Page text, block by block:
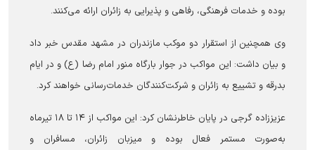
بوده و خدمات فرهنگی، رفاهی و پذیرایی به زائران ارائه می‌کنند.
وی همچنین از استقرار دو موکب مازندران در مشهد مقدس خبر داد
و بیان داشت: این مواکب در جوار بارگاه منور امام رضا (ع) و در ایام
بدرقه و تشییع به زائران و شرکت‌کنندگان خدمات‌رسانی خواهند کرد.
عزیززاده گرجی در پایان خاطرنشان کرد: این مواکب از ۱۴ تا ۱۸ تیرماه
به‌صورت مستمر فعال بوده و میزبان زائران، مسافران و